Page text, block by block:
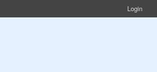
Login